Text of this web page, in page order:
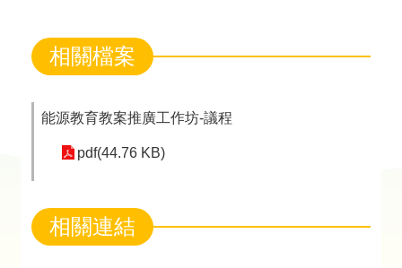
相關檔案
能源教育教案推廣工作坊-議程
pdf(44.76 KB)
相關連結